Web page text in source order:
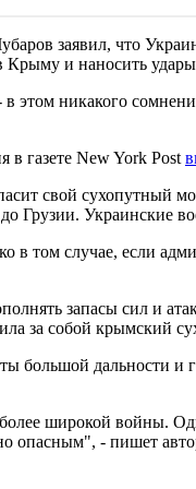
заявил, что
Крыму и наносить
этом никакого
в газете New York Post
свой сухопутный
Грузии. Украинские
в том случае, если
запасы сил и
за собой крымский
большой дальности
широкой войны.
опасным", - пишет